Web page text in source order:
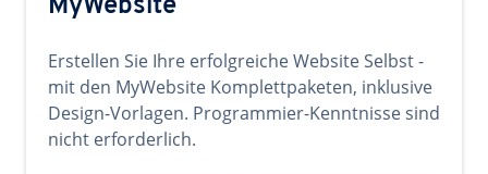
MyWebsite
Erstellen Sie Ihre erfolgreiche Website Selbst -
mit den MyWebsite Komplettpaketen, inklusive
Design-Vorlagen. Programmier-Kenntnisse sind
nicht erforderlich.